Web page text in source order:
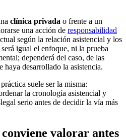
clínica privada o frente a un
una acción de responsabilidad
según la relación asistencial y los
igual el enfoque, ni la prueba
dependerá del caso, de las
haya desarrollado la asistencia.
suele ser la misma:
la cronología asistencial y
serio antes de decidir la vía más
conviene valorar antes